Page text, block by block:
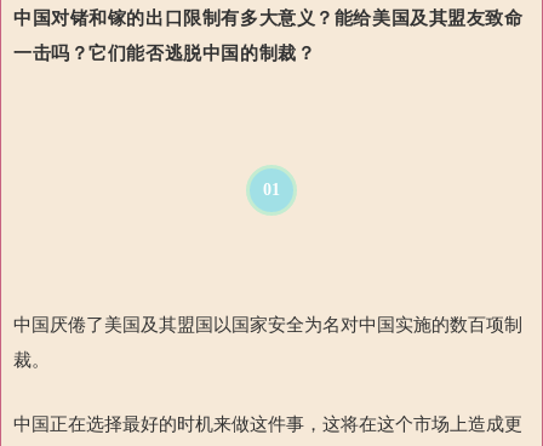
中国对锗和镓的出口限制有多大意义？ 能给美国及其盟友致命
一击吗？它们能否逃脱中国的制裁？
01
中国厌倦了美国及其盟国以国家安全为名对中国实施的数百项制
裁。
中国正在选择最好的时机来做这件事，这将在这个市场上造成更